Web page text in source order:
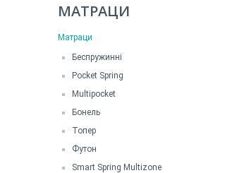
МАТРАЦИ
Матраци
Беспружинні
Pocket Spring
Multipocket
Бонель
Топер
Футон
Smart Spring Multizone